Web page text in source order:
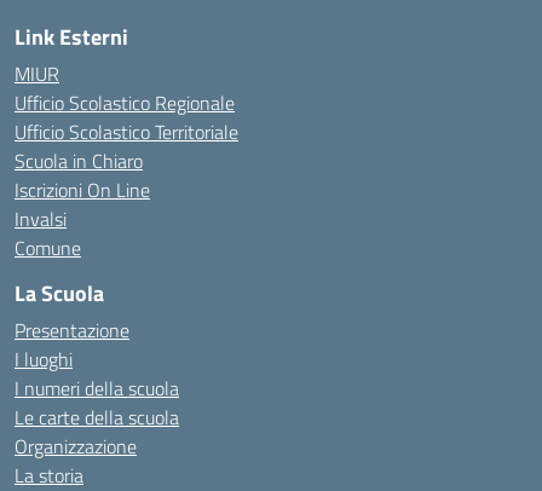
Link Esterni
MIUR
Ufficio Scolastico Regionale
Ufficio Scolastico Territoriale
Scuola in Chiaro
Iscrizioni On Line
Invalsi
Comune
La Scuola
Presentazione
I luoghi
I numeri della scuola
Le carte della scuola
Organizzazione
La storia